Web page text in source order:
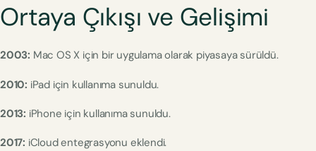
Ortaya Çıkışı ve Gelişimi
2003: Mac OS X için bir uygulama olarak piyasaya sürüldü.
2010: iPad için kullanıma sunuldu.
2013: iPhone için kullanıma sunuldu.
2017: iCloud entegrasyonu eklendi.